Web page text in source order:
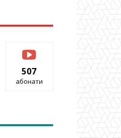
507
абонати